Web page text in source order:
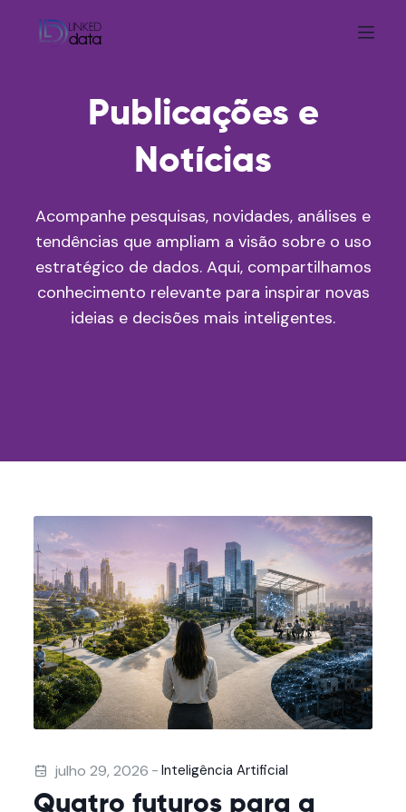
Publicações e
Notícias
Acompanhe pesquisas, novidades, análises e
tendências que ampliam a visão sobre o uso
estratégico de dados. Aqui, compartilhamos
conhecimento relevante para inspirar novas
ideias e decisões mais inteligentes.
julho 29, 2026 - Inteligência Artificial
Quatro futuros para a